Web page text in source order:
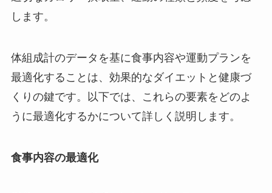
します。
体組成計のデータを基に食事内容や運動プランを
最適化することは、効果的なダイエットと健康づ
くりの鍵です。以下では、これらの要素をどのよ
うに最適化するかについて詳しく説明します。
食事内容の最適化